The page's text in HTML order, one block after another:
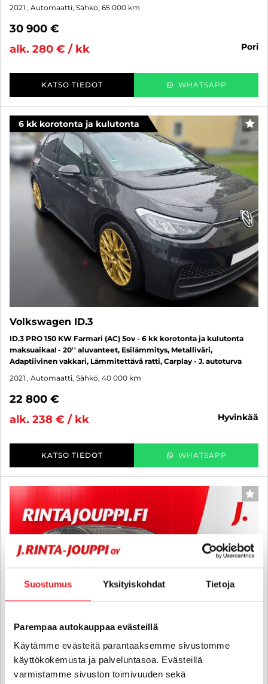
Suostumus Yksityiskohdat Tietoja
Parempaa autokauppaa evästeillä
Käytämme evästeitä parantaaksemme sivustomme
käyttökokemusta ja palveluntasoa. Evästeillä
varmistamme sivuston toimivuuden sekä
2021 , Automaatti, Sähkö, 65 000 km
30 900 €
alk. 280 € / kk
pori
KATSO TIEDOT WHATSAPP
6 kk korotonta ja kulutonta
Volkswagen ID.3
ID.3 PRO 150 KW Farmari (AC) 5ov - 6 kk korotonta ja kulutonta
maksuaikaa! - 20'' aluvanteet, Esilämmitys, Metalliväri,
Adaptiivinen vakkari, Lämmitettävä ratti, Carplay - J. autoturva
2021 , Automaatti, Sähkö, 40 000 km
22 800 €
alk. 238 € / kk
hyvinkää
KATSO TIEDOT WHATSAPP